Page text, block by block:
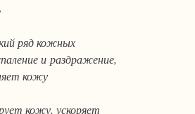
ряд кожных
и раздражение,
кожу
кожу, ускоряет